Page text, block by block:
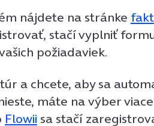
nájdete na stránke
stačí vyplniť
požiadaviek.
a chcete, aby sa
máte na výber
Flowii sa stačí